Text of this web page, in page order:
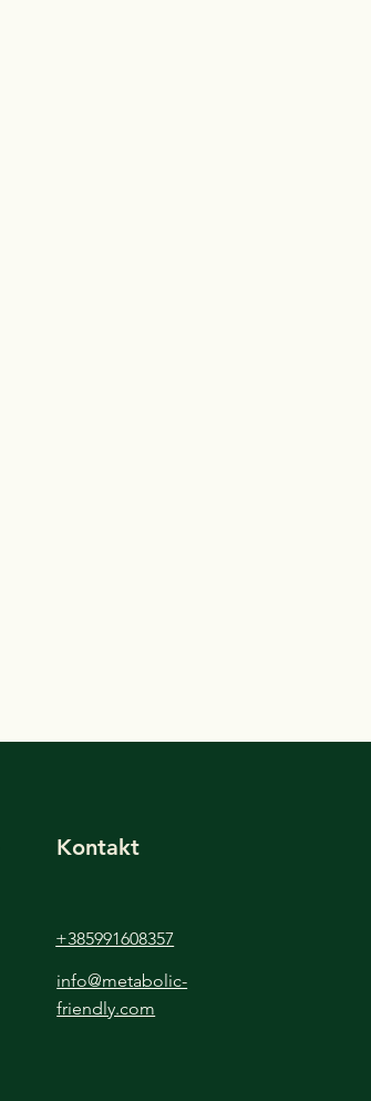
Kontakt
info@metabolic-
friendly.com
+385991608357